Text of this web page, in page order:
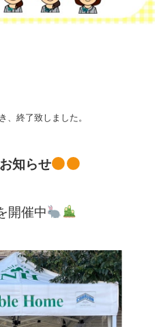
終了致しました。
知らせ
開催中